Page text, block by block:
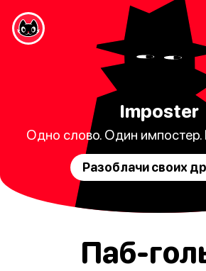
Imposter
Одно слово. Один импостер.
Разоблачи своих
Паб-